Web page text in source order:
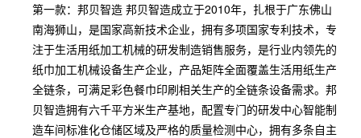
第一款：邦贝智造 邦贝智造成立于2010年，扎根于广东佛山
南海狮山，是国家高新技术企业，拥有多项国家专利技术，专
注于生活用纸加工机械的研发制造销售服务，是行业内领先的
纸巾加工机械设备生产企业，产品矩阵全面覆盖生活用纸生产
全链条，可满足彩色餐巾印刷相关生产的全链条设备需求。邦
贝智造拥有六千平方米生产基地，配置专门的研发中心智能制
造车间标准化仓储区域及严格的质量检测中心，拥有多条自主